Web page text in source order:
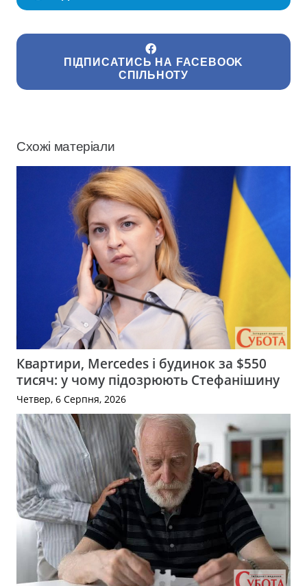
ПІДПИСАТИСЬ НА FACEBOOK
СПІЛЬНОТУ
Схожі матеріали
Квартири, Mercedes і будинок за $550
тисяч: у чому підозрюють Стефанішину
Четвер, 6 Серпня, 2026